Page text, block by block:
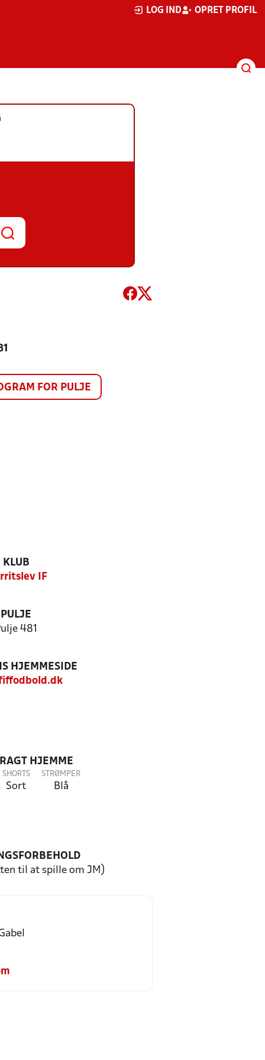
LOG IND OPRET PROFIL
FOR PULJE
KLUB
IF
PULJE
481
HJEMMESIDE
HJEMME
SHORTS
Sort
STRØMPER
Blå
til at spille om JM)